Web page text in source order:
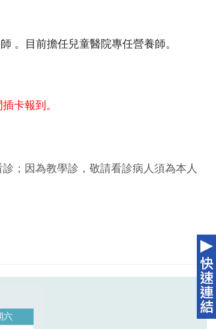
。目前擔任兒童醫院專任營養師。
卡報到。
；因為教學診，敬請看診病人須為本人